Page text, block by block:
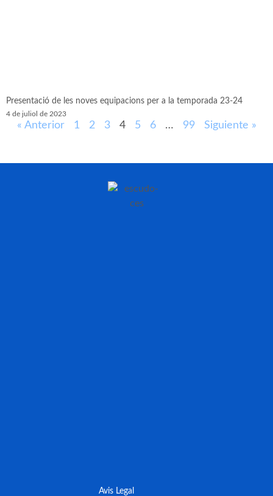
Presentació de les noves equipacions per a la temporada 23-24
4 de juliol de 2023
« Anterior 1 2 3 4 5 6 … 99 Siguiente »
Avis Legal